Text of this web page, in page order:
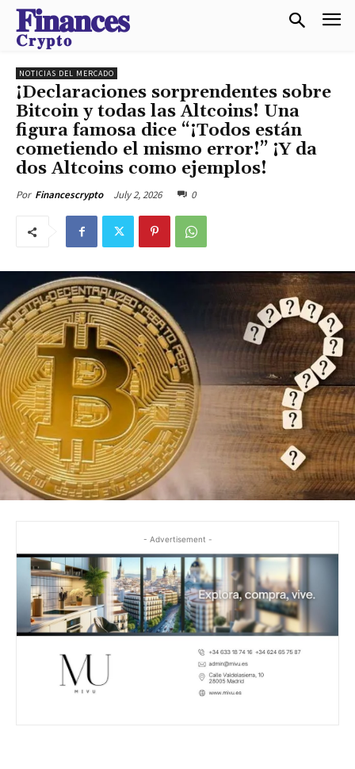
𝐅𝐢𝐧𝐚𝐧𝐜𝐞𝐬
𝐂𝐫𝐲𝐩𝐭𝐨
NOTICIAS DEL MERCADO
¡Declaraciones sorprendentes sobre
Bitcoin y todas las Altcoins! Una
figura famosa dice “¡Todos están
cometiendo el mismo error!” ¡Y da
dos Altcoins como ejemplos!
Por Financescrypto July 2, 2026 0
- Advertisement -